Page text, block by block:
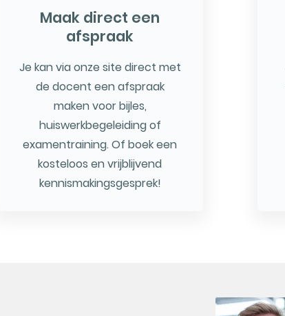
Maak direct een
afspraak
Je kan via onze site direct met
de docent een afspraak
maken voor bijles,
huiswerkbegeleiding of
examentraining. Of boek een
kosteloos en vrijblijvend
kennismakingsgesprek!